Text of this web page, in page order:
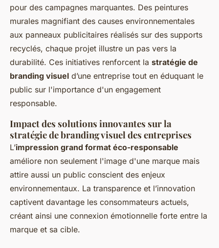
pour des campagnes marquantes. Des peintures
murales magnifiant des causes environnementales
aux panneaux publicitaires réalisés sur des supports
recyclés, chaque projet illustre un pas vers la
durabilité. Ces initiatives renforcent la stratégie de
branding visuel d’une entreprise tout en éduquant le
public sur l'importance d'un engagement
responsable.
Impact des solutions innovantes sur la
stratégie de branding visuel des entreprises
L’impression grand format éco-responsable
améliore non seulement l'image d'une marque mais
attire aussi un public conscient des enjeux
environnementaux. La transparence et l’innovation
captivent davantage les consommateurs actuels,
créant ainsi une connexion émotionnelle forte entre la
marque et sa cible.